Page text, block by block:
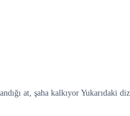
at, şaha kalkıyor